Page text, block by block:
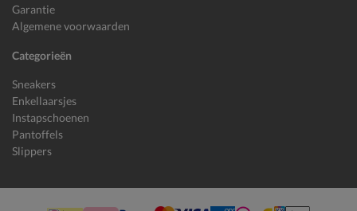
Garantie
Algemene voorwaarden
Categorieën
Sneakers
Enkellaarsjes
Instapschoenen
Pantoffels
Slippers